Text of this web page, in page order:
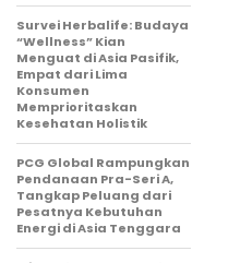
Survei Herbalife: Budaya
“Wellness” Kian
Menguat di Asia Pasifik,
Empat dari Lima
Konsumen
Memprioritaskan
Kesehatan Holistik
PCG Global Rampungkan
Pendanaan Pra-Seri A,
Tangkap Peluang dari
Pesatnya Kebutuhan
Energi di Asia Tenggara